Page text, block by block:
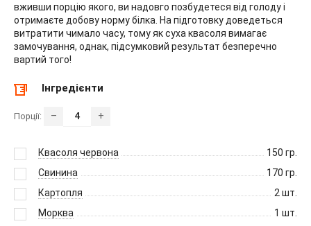
вживши порцію якого, ви надовго позбудетеся від голоду і
отримаєте добову норму білка. На підготовку доведеться
витратити чимало часу, тому як суха квасоля вимагає
замочування, однак, підсумковий результат безперечно
вартий того!
Інгредієнти
Порції: – +
Квасоля червона 150 гр.
Свинина
170 гр.
Картопля
2 шт.
Морква
1 шт.